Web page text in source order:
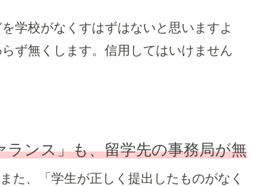
学校がなくすはずはないと思いますよ
ず無くします。信用してはいけません
ンス」も、留学先の事務局が無
また、「学生が正しく提出したものがなく